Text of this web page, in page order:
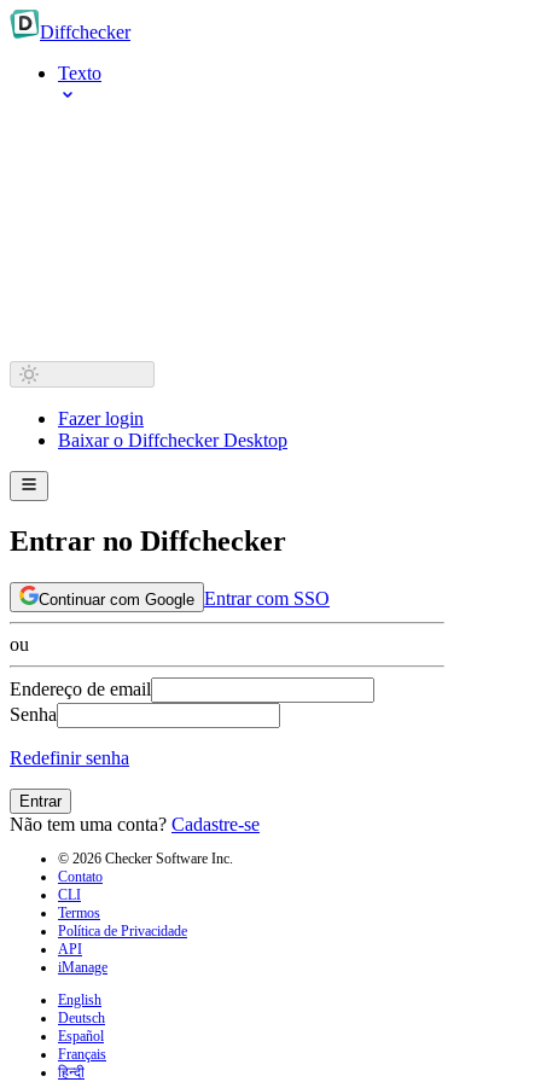
Diffchecker
Texto
Fazer login
Baixar o Diffchecker Desktop
Entrar no Diffchecker
Continuar com Google Entrar com SSO
ou
Endereço de email
Senha
Redefinir senha
Entrar
Não tem uma conta? Cadastre-se
© 2026 Checker Software Inc.
Contato
CLI
Termos
Política de Privacidade
API
iManage
English
Deutsch
Español
Français
हिन्दी